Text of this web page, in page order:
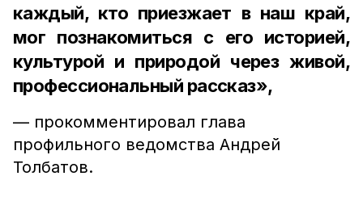
каждый, кто приезжает в наш край,
мог познакомиться с его историей,
культурой и природой через живой,
профессиональный рассказ»,
— прокомментировал глава
профильного ведомства Андрей
Толбатов.